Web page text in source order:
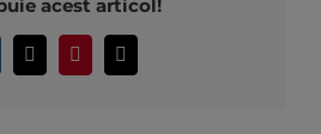
acest articol!
X Pinterest
E-
mail: